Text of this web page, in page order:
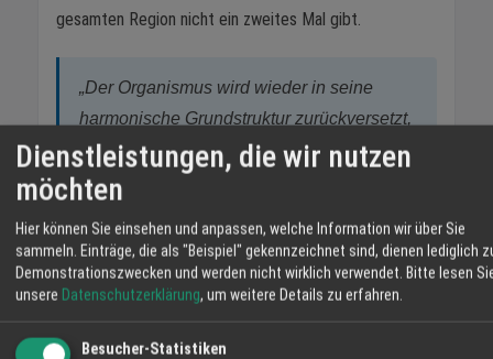
gesamten Region nicht ein zweites Mal gibt.
„Der Organismus wird wieder in seine
harmonische Grundstruktur zurückversetzt,
sein Energiefeld von Belastungen befreit." -
Aus dem Informationsflyer des
Dienstleistungen, die wir nutzen
möchten
Hier können Sie einsehen und anpassen, welche Information wir über Sie
sammeln. Einträge, die als "Beispiel" gekennzeichnet sind, dienen lediglich
Demonstrationszwecken und werden nicht wirklich verwendet. Bitte lesen
unsere Datenschutzerklärung, um weitere Details zu erfahren.
Besucher-Statistiken